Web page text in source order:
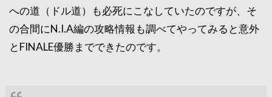
への道（ドル道）も必死にこなしていたのですが、そ
の合間にN.I.A編の攻略情報も調べてやってみると意外
とFINALE優勝までできたのです。